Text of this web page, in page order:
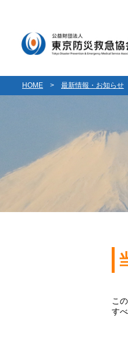
HOME > 最新情報・お知らせ
こ
す